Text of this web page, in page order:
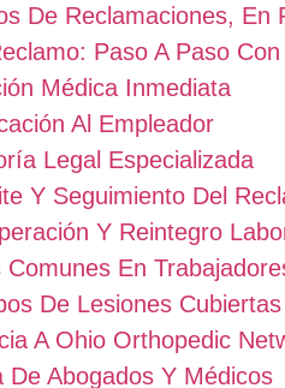
De Reclamaciones, En
Paso A Paso
Médica Inmediata
Al Empleador
Legal Especializada
Y Seguimiento Del
Y Reintegro
Comunes En
De Lesiones Cubiertas
A Ohio Orthopedic
De Abogados Y Médicos